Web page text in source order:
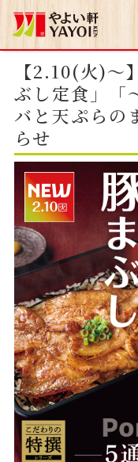
【2.10(火)～
ぶし定食」「
バと天ぷらの
らせ